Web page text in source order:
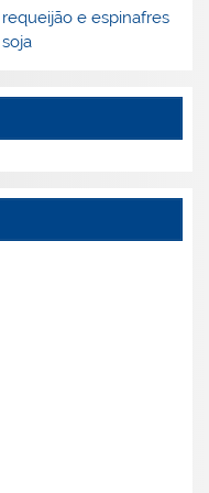
e espinafres